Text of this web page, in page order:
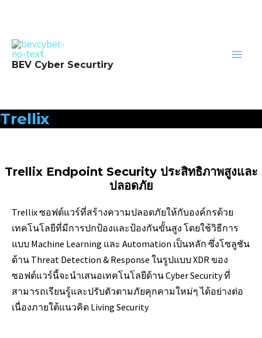
content
BEV Cyber Securtiry
Trellix
Trellix Endpoint Security ประสิทธิภาพสูงและ
ปลอดภัย
Trellix ซอฟต์แวร์ที่สร้างความปลอดภัยให้กับองค์กรด้วย
เทคโนโลยีที่มีการปกป้องและป้องกันขั้นสูง โดยใช้วิธีการ
แบบ Machine Learning และ Automation เป็นหลัก ซึ่งโซลูชัน
ด้าน Threat Detection & Response ในรูปแบบ XDR ของ
ซอฟต์แวร์นี้จะนำเสนอเทคโนโลยีด้าน Cyber Security ที่
สามารถเรียนรู้และปรับตัวตามภัยคุกคามใหม่ๆ ได้อย่างต่อ
เนื่องภายใต้แนวคิด Living Security